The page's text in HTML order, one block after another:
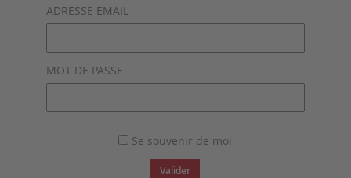
ADRESSE EMAIL
MOT DE PASSE
Se souvenir de moi
Valider